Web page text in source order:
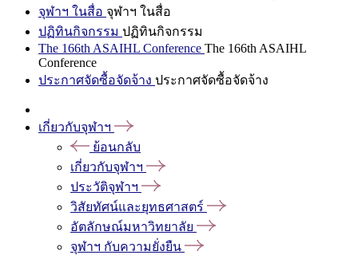
จุฬาฯ ในสื่อ จุฬาฯ ในสื่อ
ปฏิทินกิจกรรม ปฏิทินกิจกรรม
The 166th ASAIHL Conference The 166th ASAIHL
Conference
ประกาศจัดซื้อจัดจ้าง ประกาศจัดซื้อจัดจ้าง
เกี่ยวกับจุฬาฯ
ย้อนกลับ
เกี่ยวกับจุฬาฯ
ประวัติจุฬาฯ
วิสัยทัศน์และยุทธศาสตร์
อัตลักษณ์มหาวิทยาลัย
จุฬาฯ กับความยั่งยืน